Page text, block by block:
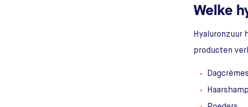
Welke
Hyaluronzuur
producten
Dagcrèmes